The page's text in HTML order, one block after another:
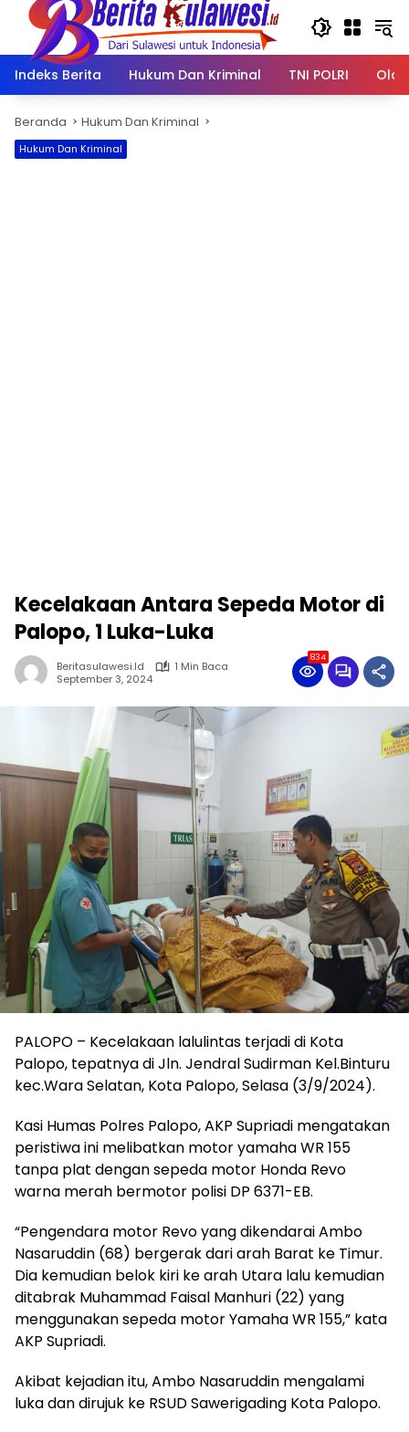
Langsung
konten
Indeks Berita
Hukum Dan Kriminal TNI POLRI
Beranda Hukum Dan Kriminal
Hukum Dan Kriminal
Kecelakaan Antara Sepeda Motor di
Palopo, 1 Luka-Luka
Beritasulawesi.id
1 Min Baca
September 3, 2024
834
PALOPO – Kecelakaan lalulintas terjadi di Kota
Palopo, tepatnya di Jln. Jendral Sudirman Kel.Binturu
kec.Wara Selatan, Kota Palopo, Selasa (3/9/2024).
Kasi Humas Polres Palopo, AKP Supriadi mengatakan
peristiwa ini melibatkan motor yamaha WR 155
tanpa plat dengan sepeda motor Honda Revo
warna merah bermotor polisi DP 6371-EB.
“Pengendara motor Revo yang dikendarai Ambo
Nasaruddin (68) bergerak dari arah Barat ke Timur.
Dia kemudian belok kiri ke arah Utara lalu kemudian
ditabrak Muhammad Faisal Manhuri (22) yang
menggunakan sepeda motor Yamaha WR 155,” kata
AKP Supriadi.
Akibat kejadian itu, Ambo Nasaruddin mengalami
luka dan dirujuk ke RSUD Sawerigading Kota Palopo.